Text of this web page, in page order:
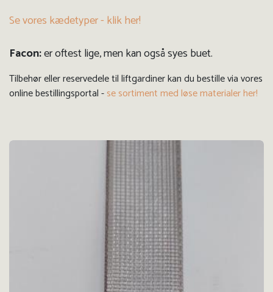
Se vores kædetyper - klik her!
Facon:er oftest lige, men kan også syes buet.
Tilbehør eller reservedele til liftgardiner kan du bestille via vores
online bestillingsportal -se sortiment med løse materialer her!